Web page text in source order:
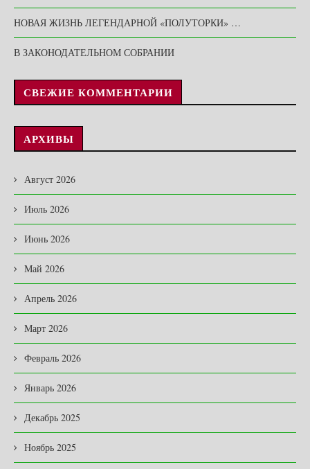
НОВАЯ ЖИЗНЬ ЛЕГЕНДАРНОЙ «ПОЛУТОРКИ» …
В ЗАКОНОДАТЕЛЬНОМ СОБРАНИИ
СВЕЖИЕ КОММЕНТАРИИ
АРХИВЫ
Август 2026
Июль 2026
Июнь 2026
Май 2026
Апрель 2026
Март 2026
Февраль 2026
Январь 2026
Декабрь 2025
Ноябрь 2025